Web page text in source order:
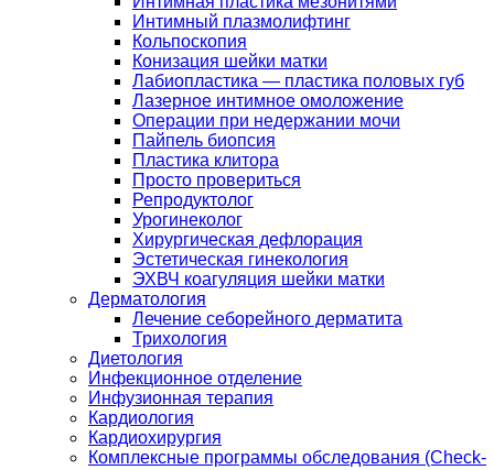
Интимный плазмолифтинг
Кольпоскопия
Конизация шейки матки
Лабиопластика — пластика половых губ
Лазерное интимное омоложение
Операции при недержании мочи
Пайпель биопсия
Пластика клитора
Просто провериться
Репродуктолог
Урогинеколог
Хирургическая дефлорация
Эстетическая гинекология
ЭХВЧ коагуляция шейки матки
Дерматология
Лечение себорейного дерматита
Трихология
Диетология
Инфекционное отделение
Инфузионная терапия
Кардиология
Кардиохирургия
Комплексные программы обследования (Check-